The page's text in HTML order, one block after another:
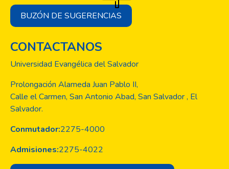
BUZÓN DE SUGERENCIAS
CONTACTANOS
Universidad Evangélica del Salvador
Prolongación Alameda Juan Pablo II,
Calle el Carmen, San Antonio Abad, San Salvador , El
Salvador.
Conmutador:2275-4000
Admisiones:2275-4022